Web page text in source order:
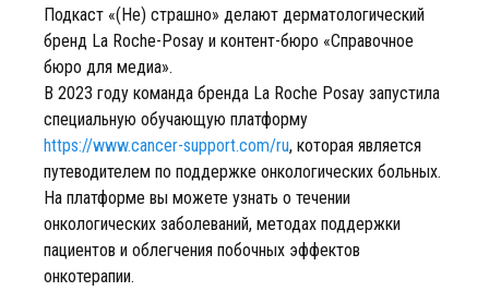
Подкаст «(Не) страшно» делают дерматологический
бренд La Roche-Posay и контент-бюро «Справочное
бюро для медиа».
В 2023 году команда бренда La Roche Posay запустила
специальную обучающую платформу
https://www.cancer-support.com/ru, которая является
путеводителем по поддержке онкологических больных.
На платформе вы можете узнать о течении
онкологических заболеваний, методах поддержки
пациентов и облегчения побочных эффектов
онкотерапии.